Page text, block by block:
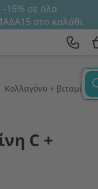
σε όλα
στο καλάθι
C +